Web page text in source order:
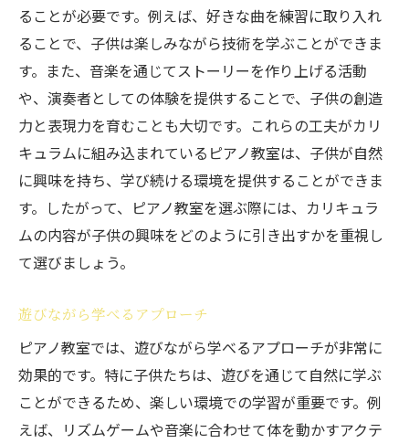
ることが必要です。例えば、好きな曲を練習に取り入れ
ることで、子供は楽しみながら技術を学ぶことができま
す。また、音楽を通じてストーリーを作り上げる活動
や、演奏者としての体験を提供することで、子供の創造
力と表現力を育むことも大切です。これらの工夫がカリ
キュラムに組み込まれているピアノ教室は、子供が自然
に興味を持ち、学び続ける環境を提供することができま
す。したがって、ピアノ教室を選ぶ際には、カリキュラ
ムの内容が子供の興味をどのように引き出すかを重視し
て選びましょう。
遊びながら学べるアプローチ
ピアノ教室では、遊びながら学べるアプローチが非常に
効果的です。特に子供たちは、遊びを通じて自然に学ぶ
ことができるため、楽しい環境での学習が重要です。例
えば、リズムゲームや音楽に合わせて体を動かすアクテ